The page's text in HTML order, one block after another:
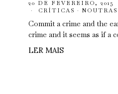
20 DE FEVEREIRO, 2015
CRÍTICAS ·
Commit a crime and the
crime and it seems as if a
LER MAIS